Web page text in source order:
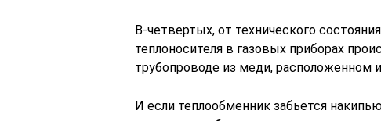
В-четвертых, от технического
теплоносителя в газовых приборах
трубопроводе из меди, расположенном
И если теплообменник забьется